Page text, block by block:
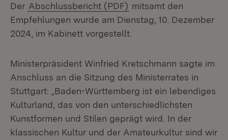
Der Abschlussbericht (PDF) mitsamt den
Empfehlungen wurde am Dienstag, 10. Dezember
2024, im Kabinett vorgestellt.
Ministerpräsident Winfried Kretschmann sagte im
Anschluss an die Sitzung des Ministerrates in
Stuttgart: „Baden-Württemberg ist ein lebendiges
Kulturland, das von den unterschiedlichsten
Kunstformen und Stilen geprägt wird. In der
klassischen Kultur und der Amateurkultur sind wir